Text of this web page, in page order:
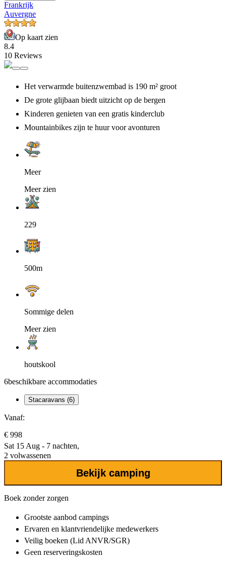
Frankrijk
Auvergne
Op kaart zien
8.4
10 Reviews
Het verwarmde buitenzwembad is 190 m² groot
De grote glijbaan biedt uitzicht op de bergen
Kinderen genieten van een gratis kinderclub
Mountainbikes zijn te huur voor avonturen
Meer
Meer zien
229
500m
Sommige delen
Meer zien
houtskool
6beschikbare accommodaties
Stacaravans (6)
Vanaf:
€ 998
Sat 15 Aug - 7 nachten,
2 volwassenen
Bekijk camping
Boek zonder zorgen
Grootste aanbod campings
Ervaren en klantvriendelijke medewerkers
Veilig boeken (Lid ANVR/SGR)
Geen reserveringskosten